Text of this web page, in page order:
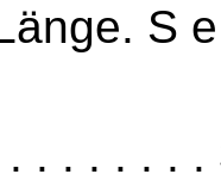
S
. . . . . . .